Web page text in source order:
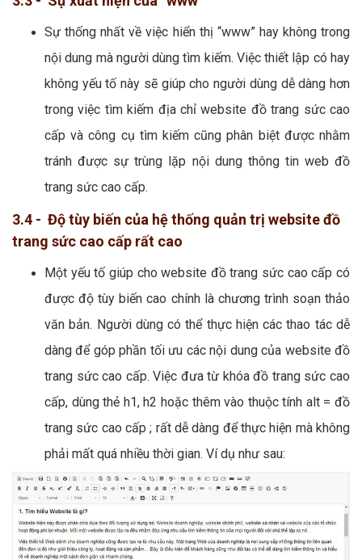
Sự thống nhất về việc hiển thị “www” hay không trong
nội dung mà người dùng tìm kiếm. Việc thiết lập có hay
không yếu tố này sẽ giúp cho người dùng dễ dàng hơn
trong việc tìm kiếm địa chỉ website đồ trang sức cao
cấp và công cụ tìm kiếm cũng phân biệt được nhằm
tránh được sự trùng lặp nội dung thông tin web đồ
trang sức cao cấp.
3.4 - Độ tùy biến của hệ thống quản trị website đồ
trang sức cao cấp rất cao
Một yếu tố giúp cho website đồ trang sức cao cấp có
được độ tùy biến cao chính là chương trình soạn thảo
văn bản. Người dùng có thể thực hiện các thao tác dễ
dàng để góp phần tối ưu các nội dung của website đồ
trang sức cao cấp. Việc đưa từ khóa đồ trang sức cao
cấp, dùng thẻ h1, h2 hoặc thêm vào thuộc tính alt = đồ
trang sức cao cấp ; rất dễ dàng để thực hiện mà không
phải mất quá nhiều thời gian. Ví dụ như sau: